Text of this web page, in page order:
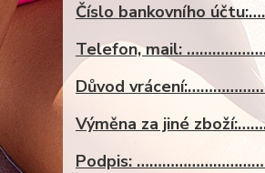
Číslo bankovního
Telefon, mail:
Důvod
Výměna za jiné
Podpis: